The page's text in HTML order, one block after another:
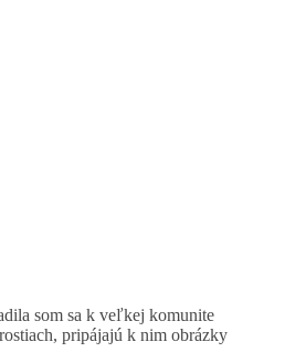
som sa k veľkej komunite
pripájajú k nim obrázky